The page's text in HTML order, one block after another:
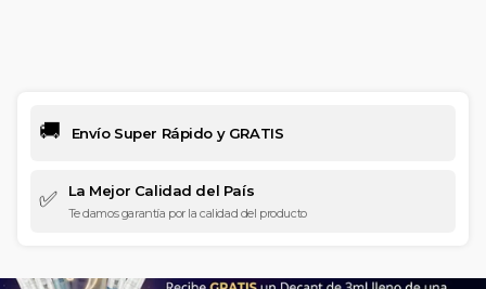
🚚 Envío Super Rápido y GRATIS
✅ La Mejor Calidad del País
Te damos garantía por la calidad del producto